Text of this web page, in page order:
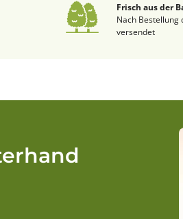
Frisch aus der
Nach Bestellung
versendet